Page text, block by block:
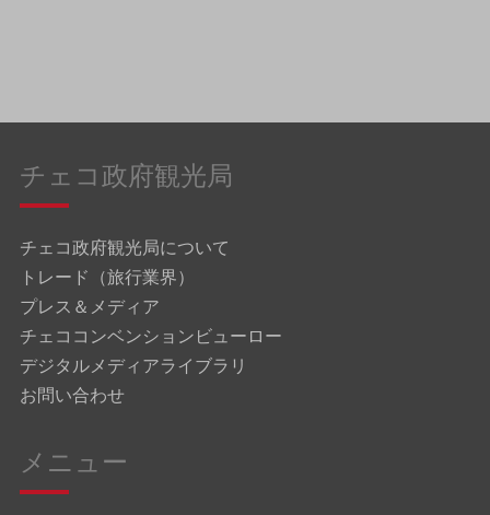
チェコ政府観光局
チェコ政府観光局について
トレード（旅行業界）
プレス＆メディア
チェココンベンションビューロー
デジタルメディアライブラリ
お問い合わせ
メニュー